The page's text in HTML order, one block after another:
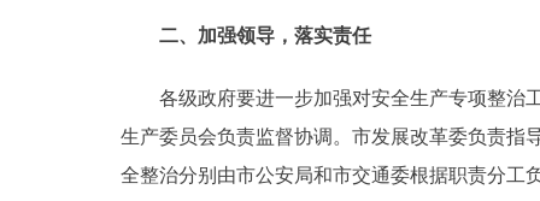
二、加强领导，落实责任
各级政府要进一步加强对安全生产专项整治工
生产委员会负责监督协调。市发展改革委负责
全整治分别由市公安局和市交通委根据职责分工